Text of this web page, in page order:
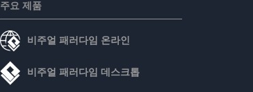
주요 제품
비주얼 패러다임 온라인
비주얼 패러다임 데스크톱